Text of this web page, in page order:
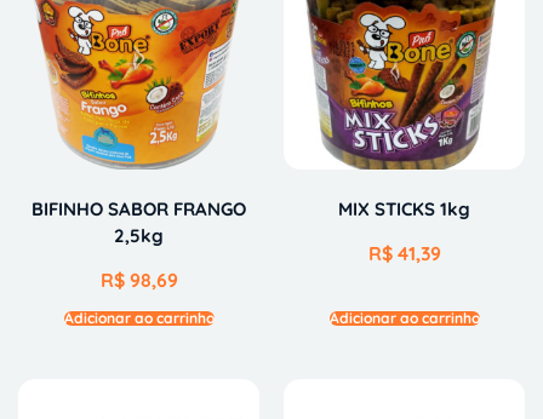
BIFINHO SABOR FRANGO
2,5kg
R$98,69
Adicionar ao carrinho
MIX STICKS 1kg
R$41,39
Adicionar ao carrinho